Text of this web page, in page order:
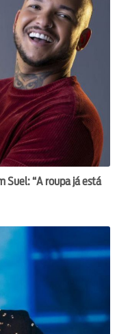
Suel: “A roupa já está